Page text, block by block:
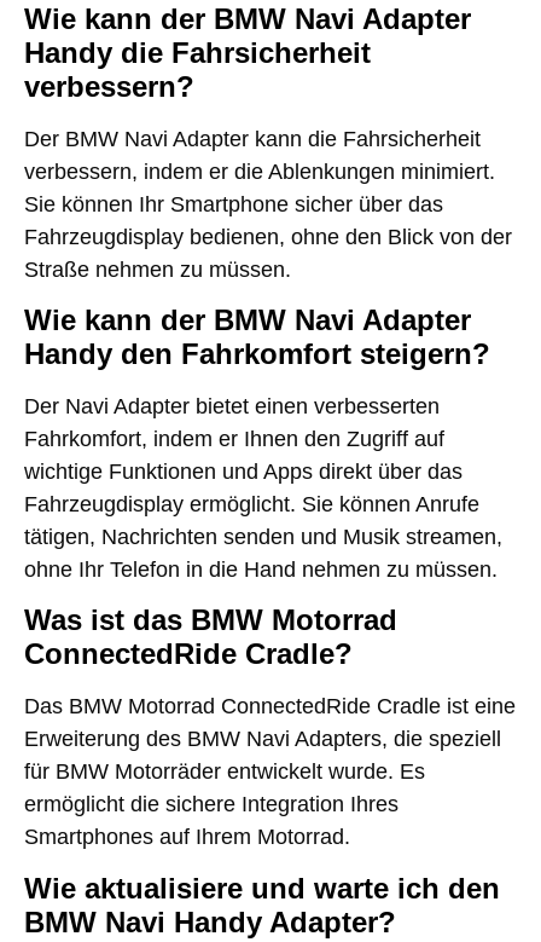
Wie kann der BMW Navi Adapter
Handy die Fahrsicherheit
verbessern?
Der BMW Navi Adapter kann die Fahrsicherheit
verbessern, indem er die Ablenkungen minimiert.
Sie können Ihr Smartphone sicher über das
Fahrzeugdisplay bedienen, ohne den Blick von der
Straße nehmen zu müssen.
Wie kann der BMW Navi Adapter
Handy den Fahrkomfort steigern?
Der Navi Adapter bietet einen verbesserten
Fahrkomfort, indem er Ihnen den Zugriff auf
wichtige Funktionen und Apps direkt über das
Fahrzeugdisplay ermöglicht. Sie können Anrufe
tätigen, Nachrichten senden und Musik streamen,
ohne Ihr Telefon in die Hand nehmen zu müssen.
Was ist das BMW Motorrad
ConnectedRide Cradle?
Das BMW Motorrad ConnectedRide Cradle ist eine
Erweiterung des BMW Navi Adapters, die speziell
für BMW Motorräder entwickelt wurde. Es
ermöglicht die sichere Integration Ihres
Smartphones auf Ihrem Motorrad.
Wie aktualisiere und warte ich den
BMW Navi Handy Adapter?